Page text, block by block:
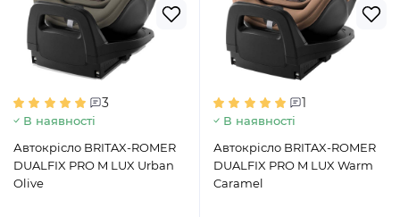
3
В наявності
Автокрісло BRITAX-ROMER
DUALFIX PRO M LUX Urban
Olive
1
В наявності
Автокрісло BRITAX-ROMER
DUALFIX PRO M LUX Warm
Caramel